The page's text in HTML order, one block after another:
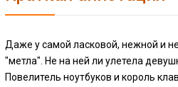
Даже у самой ласковой, нежной и
"метла". Не на ней ли улетела
Повелитель ноутбуков и король